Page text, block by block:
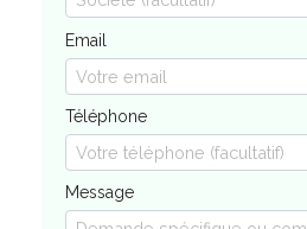
Email
Téléphone
Message